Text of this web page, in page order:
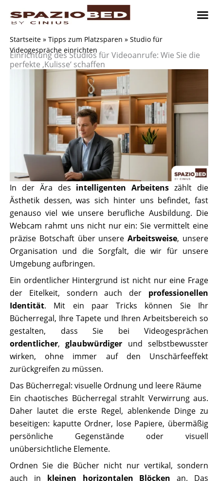
Inhalt
Startseite » Tipps zum Platzsparen » Studio für
Videogespräche einrichten
Einrichtung des Studios für Videoanrufe: Wie Sie die
perfekte ‚Kulisse‘ schaffen
In der Ära des intelligenten Arbeitens zählt die
Ästhetik dessen, was sich hinter uns befindet, fast
genauso viel wie unsere berufliche Ausbildung. Die
Webcam rahmt uns nicht nur ein: Sie vermittelt eine
präzise Botschaft über unsereArbeitsweise, unsere
Organisation und die Sorgfalt, die wir für unsere
Umgebung aufbringen.
Ein ordentlicher Hintergrund ist nicht nur eine Frage
der Eitelkeit, sondern auch der professionellen
Identität. Mit ein paar Tricks können Sie Ihr
Bücherregal, Ihre Tapete und Ihren Arbeitsbereich so
gestalten, dass Sie bei Videogesprächen
ordentlicher,glaubwürdiger und selbstbewusster
wirken, ohne immer auf den Unschärfeeffekt
zurückgreifen zu müssen.
Das Bücherregal: visuelle Ordnung und leere Räume
Ein chaotisches Bücherregal strahlt Verwirrung aus.
Daher lautet die erste Regel, ablenkende Dinge zu
beseitigen: kaputte Ordner, lose Papiere, übermäßig
persönliche Gegenstände oder visuell
unübersichtliche Elemente.
Ordnen Sie die Bücher nicht nur vertikal, sondern
auch in kleinen horizontalen Blöcken an. Das